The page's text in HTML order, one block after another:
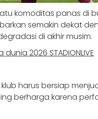
komoditas panas di
semakin dekat
di akhir musim.
harus bersiap
berharga karena